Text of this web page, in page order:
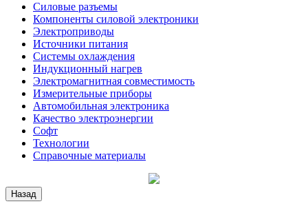
Силовые разъемы
Компоненты силовой электроники
Электроприводы
Источники питания
Системы охлаждения
Индукционный нагрев
Электромагнитная совместимость
Измерительные приборы
Автомобильная электроника
Качество электроэнергии
Софт
Технологии
Справочные материалы